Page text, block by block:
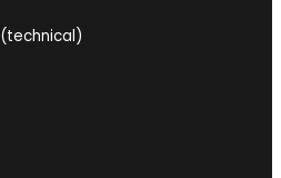
(technical)